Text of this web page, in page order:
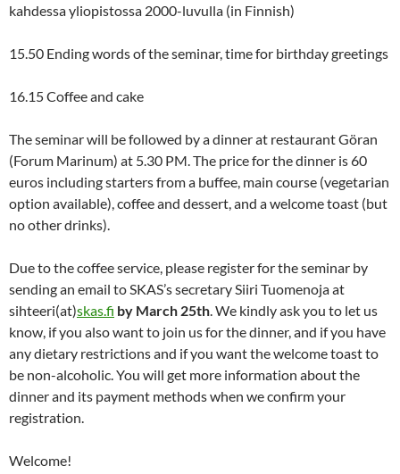
kahdessa yliopistossa 2000-luvulla (in Finnish)
15.50 Ending words of the seminar, time for birthday greetings
16.15 Coffee and cake
The seminar will be followed by a dinner at restaurant Göran
(Forum Marinum) at 5.30 PM. The price for the dinner is 60
euros including starters from a buffee, main course (vegetarian
option available), coffee and dessert, and a welcome toast (but
no other drinks).
Due to the coffee service, please register for the seminar by
sending an email to SKAS’s secretary Siiri Tuomenoja at
sihteeri(at)skas.fi by March 25th . We kindly ask you to let us
know, if you also want to join us for the dinner, and if you have
any dietary restrictions and if you want the welcome toast to
be non-alcoholic. You will get more information about the
dinner and its payment methods when we confirm your
registration.
Welcome!